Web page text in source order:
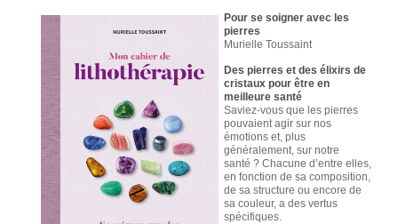
Pour se soigner avec les
pierres
Murielle Toussaint
Des pierres et des élixirs de
cristaux pour être en
meilleure santé
Saviez-vous que les pierres
pouvaient agir sur nos
émotions et, plus
généralement, sur notre
santé ? Chacune d’entre elles,
en fonction de sa composition,
de sa structure ou encore de
sa couleur, a des vertus
spécifiques.